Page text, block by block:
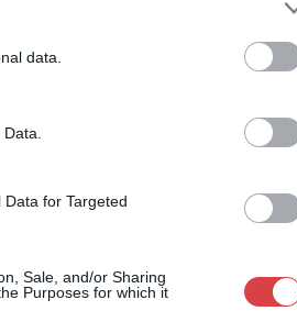
data.
for Targeted
Sale, and/or Sharing
Purposes for which it
a tárgyfelvétel folyamatos.
MŰTÁRGYAI